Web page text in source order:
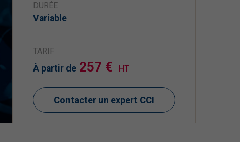
DURÉE
Variable
TARIF
À partir de 257 € HT
Contacter un expert CCI